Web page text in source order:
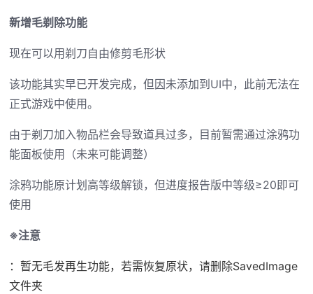
新增毛剃除功能
现在可以用剃刀自由修剪毛形状
该功能其实早已开发完成，但因未添加到UI中，此前无法在
正式游戏中使用。
由于剃刀加入物品栏会导致道具过多，目前暂需通过涂鸦功
能面板使用（未来可能调整）
涂鸦功能原计划高等级解锁，但进度报告版中等级≥20即可
使用
※注意
：暂无毛发再生功能，若需恢复原状，请删除SavedImage
文件夹